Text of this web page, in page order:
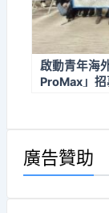
啟動青年海
ProMax」
廣告贊助